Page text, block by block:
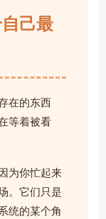
己最
在的东西
等着被看
为你忙起来
。它们只是
统的某个角